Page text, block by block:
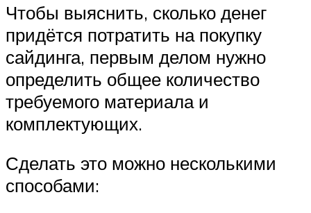
Чтобы выяснить, сколько денег
придётся потратить на покупку
сайдинга, первым делом нужно
определить общее количество
требуемого материала и
комплектующих.
Сделать это можно несколькими
способами: